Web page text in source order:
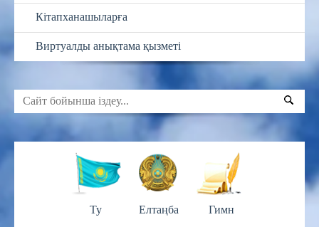
Кітапханашыларға
Виртуалды анықтама қызметі
Ту Елтаңба Гимн